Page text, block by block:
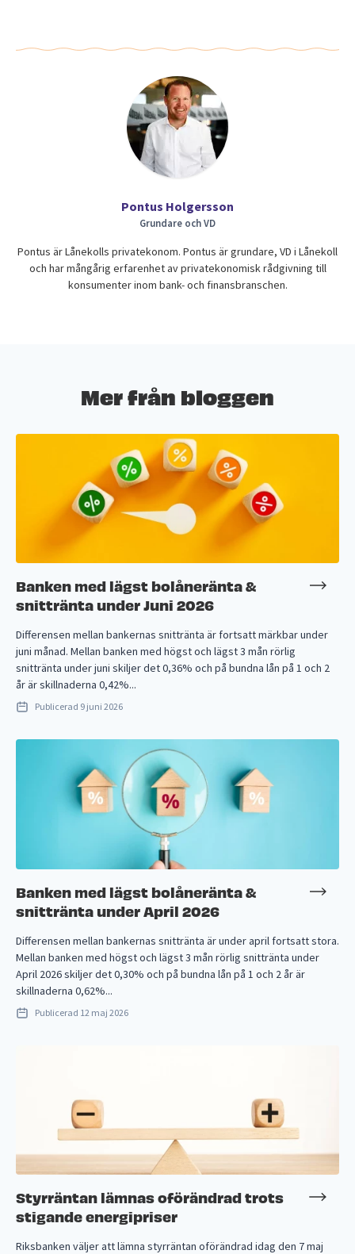
Pontus Holgersson
Grundare och VD
Pontus är Lånekolls privatekonom. Pontus är grundare, VD i Lånekoll
och har mångårig erfarenhet av privatekonomisk rådgivning till
konsumenter inom bank- och finansbranschen.
Mer från bloggen
Banken med lägst bolåneränta &
snittränta under Juni 2026
Differensen mellan bankernas snittränta är fortsatt märkbar under
juni månad. Mellan banken med högst och lägst 3 mån rörlig
snittränta under juni skiljer det 0,36% och på bundna lån på 1 och 2
år är skillnaderna 0,42%...
Publicerad 9 juni 2026
Banken med lägst bolåneränta &
snittränta under April 2026
Differensen mellan bankernas snittränta är under april fortsatt stora.
Mellan banken med högst och lägst 3 mån rörlig snittränta under
April 2026 skiljer det 0,30% och på bundna lån på 1 och 2 år är
skillnaderna 0,62%...
Publicerad 12 maj 2026
Styrräntan lämnas oförändrad trots
stigande energipriser
Riksbanken väljer att lämna styrräntan oförändrad idag den 7 maj